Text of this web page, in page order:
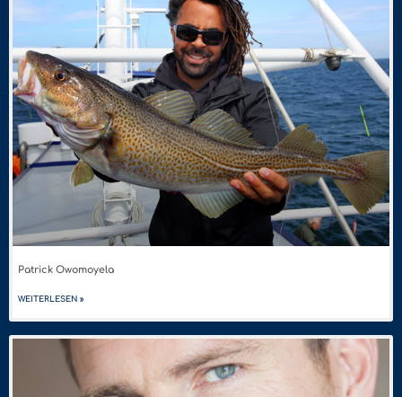
Patrick Owomoyela
WEITERLESEN »